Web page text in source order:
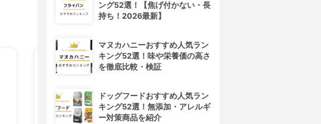
4位
ング52選！【焦げ付かない・長
持ち！2026最新】
マヌカハニーおすすめ人気ラン
キング52選！味や栄養価の高さ
を徹底比較・検証
ドッグフードおすすめ人気ラン
キング52選！無添加・アレルギ
ー対策商品を紹介